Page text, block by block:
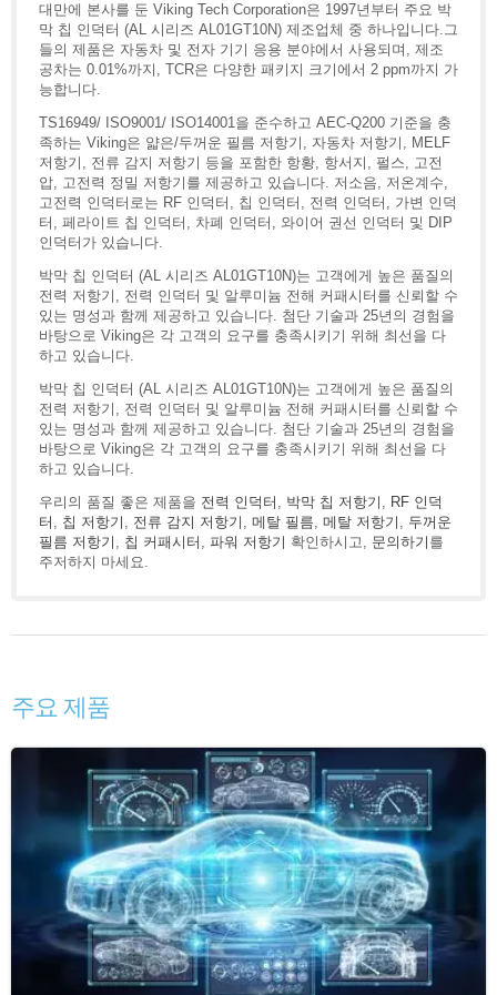
대만에 본사를 둔 Viking Tech Corporation은 1997년부터 주요 박
막 칩 인덕터 (AL 시리즈 AL01GT10N) 제조업체 중 하나입니다.그
들의 제품은 자동차 및 전자 기기 응용 분야에서 사용되며, 제조
공차는 0.01%까지, TCR은 다양한 패키지 크기에서 2 ppm까지 가
능합니다.
TS16949/ ISO9001/ ISO14001을 준수하고 AEC-Q200 기준을 충
족하는 Viking은 얇은/두꺼운 필름 저항기, 자동차 저항기, MELF
저항기, 전류 감지 저항기 등을 포함한 항황, 항서지, 펄스, 고전
압, 고전력 정밀 저항기를 제공하고 있습니다. 저소음, 저온계수,
고전력 인덕터로는 RF 인덕터, 칩 인덕터, 전력 인덕터, 가변 인덕
터, 페라이트 칩 인덕터, 차폐 인덕터, 와이어 권선 인덕터 및 DIP
인덕터가 있습니다.
박막 칩 인덕터 (AL 시리즈 AL01GT10N)는 고객에게 높은 품질의
전력 저항기, 전력 인덕터 및 알루미늄 전해 커패시터를 신뢰할 수
있는 명성과 함께 제공하고 있습니다. 첨단 기술과 25년의 경험을
바탕으로 Viking은 각 고객의 요구를 충족시키기 위해 최선을 다
하고 있습니다.
박막 칩 인덕터 (AL 시리즈 AL01GT10N)는 고객에게 높은 품질의
전력 저항기, 전력 인덕터 및 알루미늄 전해 커패시터를 신뢰할 수
있는 명성과 함께 제공하고 있습니다. 첨단 기술과 25년의 경험을
바탕으로 Viking은 각 고객의 요구를 충족시키기 위해 최선을 다
하고 있습니다.
우리의 품질 좋은 제품을 전력 인덕터 , 박막 칩 저항기 , RF 인덕
터 , 칩 저항기 , 전류 감지 저항기 , 메탈 필름, 메탈 저항기 , 두꺼운
필름 저항기 , 칩 커패시터 , 파워 저항기 확인하시고, 문의하기 를
주저하지 마세요.
주요 제품